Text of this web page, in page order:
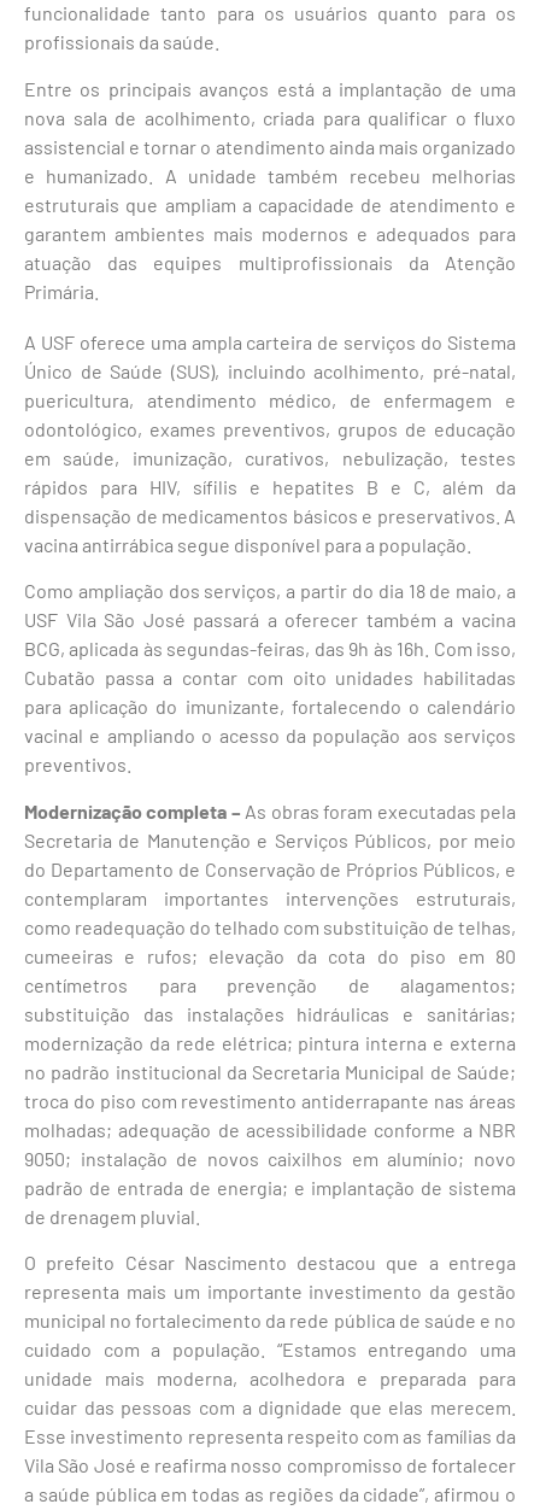
funcionalidade tanto para os usuários quanto para os
profissionais da saúde.
Entre os principais avanços está a implantação de uma
nova sala de acolhimento, criada para qualificar o fluxo
assistencial e tornar o atendimento ainda mais organizado
e humanizado. A unidade também recebeu melhorias
estruturais que ampliam a capacidade de atendimento e
garantem ambientes mais modernos e adequados para
atuação das equipes multiprofissionais da Atenção
Primária.
A USF oferece uma ampla carteira de serviços do Sistema
Único de Saúde (SUS), incluindo acolhimento, pré-natal,
puericultura, atendimento médico, de enfermagem e
odontológico, exames preventivos, grupos de educação
em saúde, imunização, curativos, nebulização, testes
rápidos para HIV, sífilis e hepatites B e C, além da
dispensação de medicamentos básicos e preservativos. A
vacina antirrábica segue disponível para a população.
Como ampliação dos serviços, a partir do dia 18 de maio, a
USF Vila São José passará a oferecer também a vacina
BCG, aplicada às segundas-feiras, das 9h às 16h. Com isso,
Cubatão passa a contar com oito unidades habilitadas
para aplicação do imunizante, fortalecendo o calendário
vacinal e ampliando o acesso da população aos serviços
preventivos.
Modernização completa – As obras foram executadas pela
Secretaria de Manutenção e Serviços Públicos, por meio
do Departamento de Conservação de Próprios Públicos, e
contemplaram importantes intervenções estruturais,
como readequação do telhado com substituição de telhas,
cumeeiras e rufos; elevação da cota do piso em 80
centímetros para prevenção de alagamentos;
substituição das instalações hidráulicas e sanitárias;
modernização da rede elétrica; pintura interna e externa
no padrão institucional da Secretaria Municipal de Saúde;
troca do piso com revestimento antiderrapante nas áreas
molhadas; adequação de acessibilidade conforme a NBR
9050; instalação de novos caixilhos em alumínio; novo
padrão de entrada de energia; e implantação de sistema
de drenagem pluvial.
O prefeito César Nascimento destacou que a entrega
representa mais um importante investimento da gestão
municipal no fortalecimento da rede pública de saúde e no
cuidado com a população. “Estamos entregando uma
unidade mais moderna, acolhedora e preparada para
cuidar das pessoas com a dignidade que elas merecem.
Esse investimento representa respeito com as famílias da
Vila São José e reafirma nosso compromisso de fortalecer
a saúde pública em todas as regiões da cidade”, afirmou o